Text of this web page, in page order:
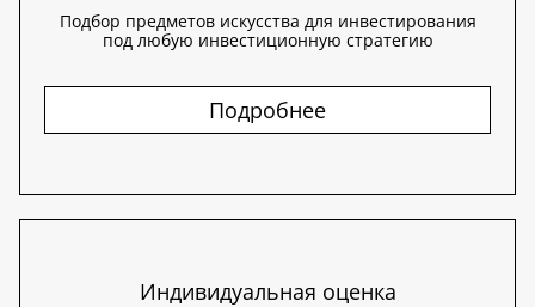
Подбор предметов искусства для инвестирования
под любую инвестиционную стратегию
Подробнее
Индивидуальная оценка